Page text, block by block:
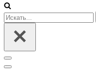
Искать...
Меню
навигации
Меню